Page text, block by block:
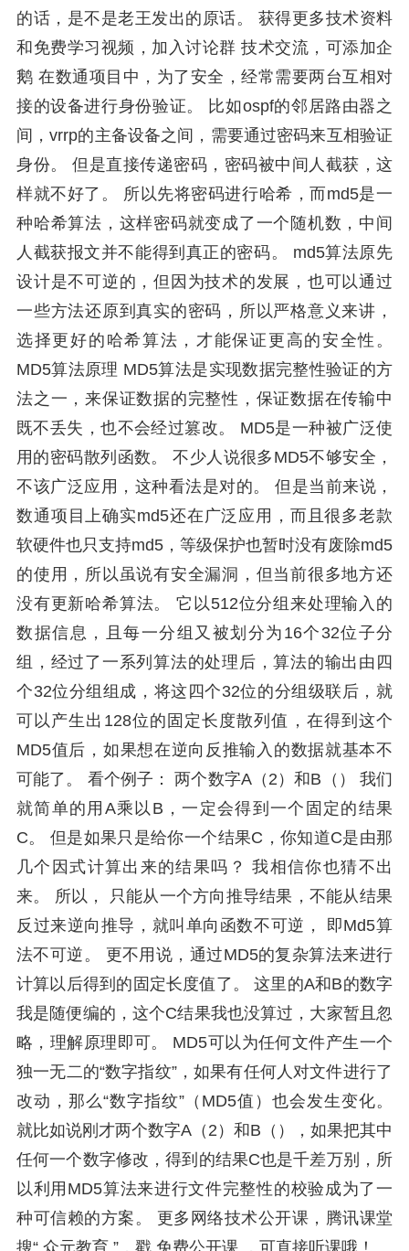
的话，是不是老王发出的原话。 获得更多技术资料
和免费学习视频，加入讨论群 技术交流，可添加企
鹅 在数通项目中，为了安全，经常需要两台互相对
接的设备进行身份验证。 比如ospf的邻居路由器之
间，vrrp的主备设备之间，需要通过密码来互相验证
身份。 但是直接传递密码，密码被中间人截获，这
样就不好了。 所以先将密码进行哈希，而md5是一
种哈希算法，这样密码就变成了一个随机数，中间
人截获报文并不能得到真正的密码。 md5算法原先
设计是不可逆的，但因为技术的发展，也可以通过
一些方法还原到真实的密码，所以严格意义来讲，
选择更好的哈希算法，才能保证更高的安全性。
MD5算法原理 MD5算法是实现数据完整性验证的方
法之一，来保证数据的完整性，保证数据在传输中
既不丢失，也不会经过篡改。 MD5是一种被广泛使
用的密码散列函数。 不少人说很多MD5不够安全，
不该广泛应用，这种看法是对的。 但是当前来说，
数通项目上确实md5还在广泛应用，而且很多老款
软硬件也只支持md5，等级保护也暂时没有废除md5
的使用，所以虽说有安全漏洞，但当前很多地方还
没有更新哈希算法。 它以512位分组来处理输入的
数据信息，且每一分组又被划分为16个32位子分
组，经过了一系列算法的处理后，算法的输出由四
个32位分组组成，将这四个32位的分组级联后，就
可以产生出128位的固定长度散列值，在得到这个
MD5值后，如果想在逆向反推输入的数据就基本不
可能了。 看个例子： 两个数字A（2）和B（） 我们
就简单的用A乘以B，一定会得到一个固定的结果
C。 但是如果只是给你一个结果C，你知道C是由那
几个因式计算出来的结果吗？ 我相信你也猜不出
来。 所以， 只能从一个方向推导结果，不能从结果
反过来逆向推导，就叫单向函数不可逆， 即Md5算
法不可逆。 更不用说，通过MD5的复杂算法来进行
计算以后得到的固定长度值了。 这里的A和B的数字
我是随便编的，这个C结果我也没算过，大家暂且忽
略，理解原理即可。 MD5可以为任何文件产生一个
独一无二的“数字指纹”，如果有任何人对文件进行了
改动，那么“数字指纹”（MD5值）也会发生变化。
就比如说刚才两个数字A（2）和B（），如果把其中
任何一个数字修改，得到的结果C也是千差万别，所
以利用MD5算法来进行文件完整性的校验成为了一
种可信赖的方案。 更多网络技术公开课，腾讯课堂